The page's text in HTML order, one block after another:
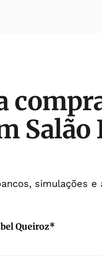
simulações
Queiroz*